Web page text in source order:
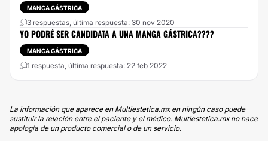
MANGA GÁSTRICA
3 respuestas, última respuesta: 30 nov 2020
YO PODRÉ SER CANDIDATA A UNA MANGA GÁSTRICA????
MANGA GÁSTRICA
1 respuesta, última respuesta: 22 feb 2022
La información que aparece en Multiestetica.mx en ningún caso puede
sustituir la relación entre el paciente y el médico. Multiestetica.mx no hace
apología de un producto comercial o de un servicio.